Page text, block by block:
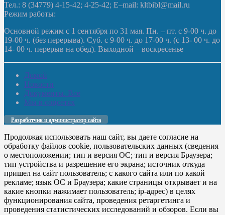
Тел.: 8 (34779) 4-15-42; 4-25-42; E–mail: kltbibl@mail.ru
Режим работы:
Основной режим с 1 сентября по 31 мая. Пн. – пт. с 9-00 ч. до
19-00 ч. (без перерыва). Суб. с 9-00 ч. до 17-00 ч. (с 13- 00 ч. до
14- 00 ч. перерыв на обед). Выходной – воскресенье
Домой
Новости
Документы. Все
Мы в соцсетях
Разработчик и администратор сайта
Продолжая использовать наш сайт, вы даете согласие на
обработку файлов cookie, пользовательских данных (сведения
о местоположении; тип и версия ОС; тип и версия Браузера;
тип устройства и разрешение его экрана; источник откуда
пришел на сайт пользователь; с какого сайта или по какой
рекламе; язык ОС и Браузера; какие страницы открывает и на
какие кнопки нажимает пользователь; ip-адрес) в целях
функционирования сайта, проведения ретаргетинга и
проведения статистических исследований и обзоров. Если вы